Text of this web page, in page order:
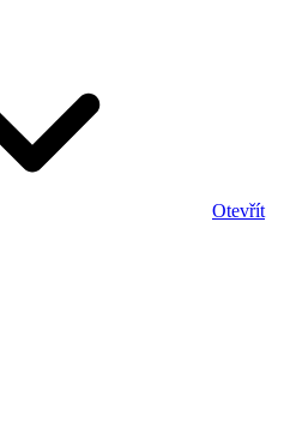
Otevřít